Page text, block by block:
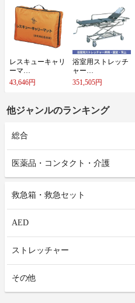
レ​ス​キ​ュ​ー​キ​ャ​リ​
ー​マ​…
43,646円
浴​室​用​ス​ト​レ​ッ​チ​
ャ​ー​…
351,505円
他ジャンルのランキング
総合
医薬品・コンタクト・介護
救急箱・救急セット
AED
ストレッチャー
その他